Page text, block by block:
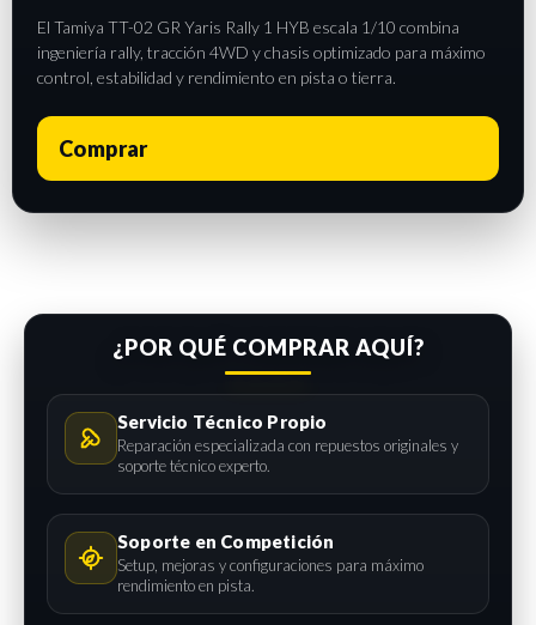
El Tamiya TT-02 GR Yaris Rally 1 HYB escala 1/10 combina
ingeniería rally, tracción 4WD y chasis optimizado para máximo
control, estabilidad y rendimiento en pista o tierra.
Comprar
¿POR QUÉ COMPRAR AQUÍ?
Servicio Técnico Propio
Reparación especializada con repuestos originales y
soporte técnico experto.
Soporte en Competición
Setup, mejoras y configuraciones para máximo
rendimiento en pista.